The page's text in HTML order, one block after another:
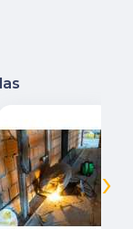
›